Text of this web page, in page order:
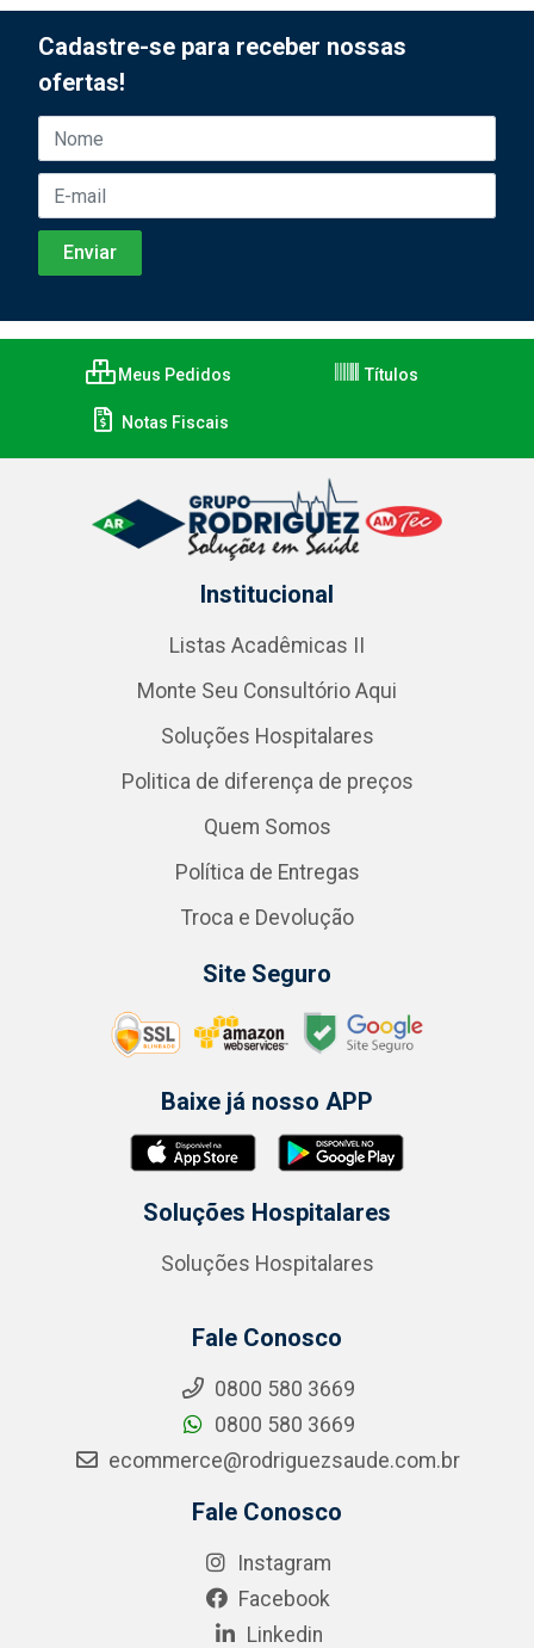
Cadastre-se para receber nossas
ofertas!
Meus Pedidos Títulos
Notas Fiscais
Institucional
Listas Acadêmicas II
Monte Seu Consultório Aqui
Soluções Hospitalares
Politica de diferença de preços
Quem Somos
Política de Entregas
Troca e Devolução
Site Seguro
Baixe já nosso APP
Soluções Hospitalares
Soluções Hospitalares
Fale Conosco
0800 580 3669
0800 580 3669
ecommerce@rodriguezsaude.com.br
Fale Conosco
Instagram
Facebook
Linkedin